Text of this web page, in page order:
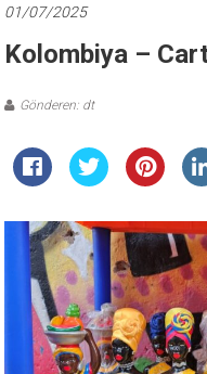
01/07/2025
Kolombiya –
Gönderen: dt